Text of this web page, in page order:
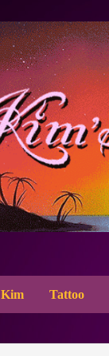
Kim Tattoo